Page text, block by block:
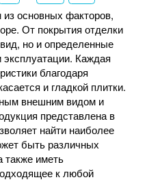
из основных факторов,
От покрытия отделки
но и определенные
эксплуатации. Каждая
благодаря
и гладкой плитки.
внешним видом и
представлена в
найти наиболее
быть различных
также иметь
к любой